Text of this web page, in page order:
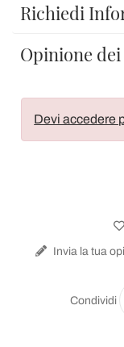
Richiedi
Opinione
Devi accedere
Invia la tua
Condividi